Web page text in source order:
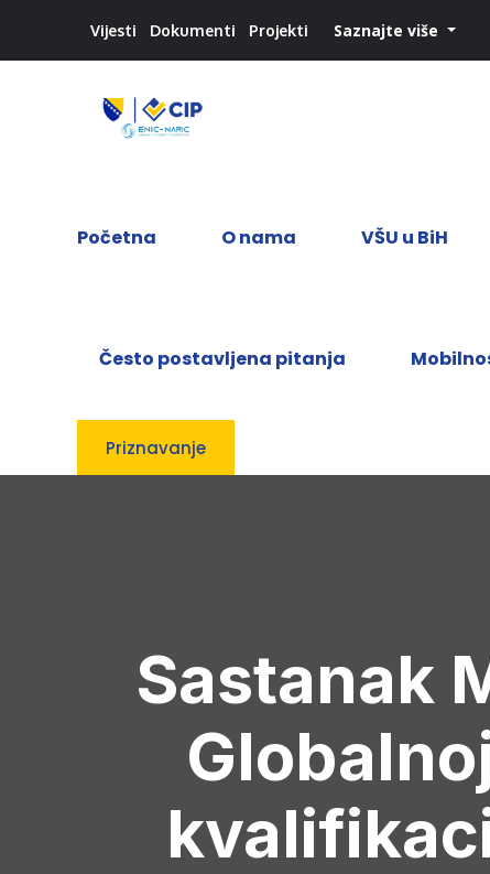
Vijesti Dokumenti Projekti Saznajte više
Početna O nama VŠU u BiH
Često postavljena pitanja
Priznavanje
Sastanak